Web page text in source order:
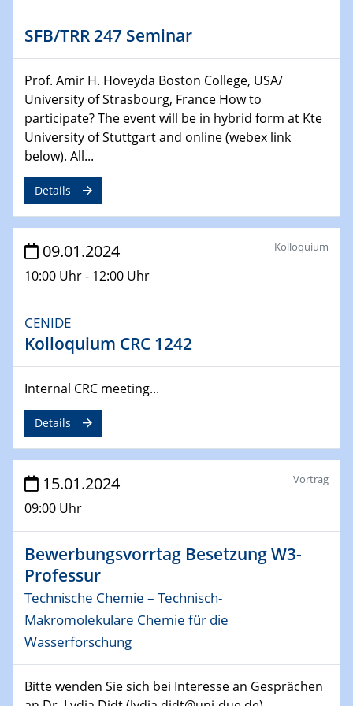
04.02.2024 - 05.02.2024
ZBT Wasserstofftage
Das Technikforum für Wirtschaft und Wissenschaft
07.02.2024
Online-Veranstaltung „Verbundprojekte in
Horizont Europa: Ein Überblick“
13.02.2024
Electrocatalysis as a Major Enabling
Technology for Decarbonization
ZBT
"Lhyfe - Produzent und Lieferant von
grünem und erneuerbarem Wasserstoff.
Praxisfall, Projekt Duisburg
14.02.2024 - 16.02.2024
SFB 247
Jahrestreffen
01.03.2024
Podcast-Workshop
Online-Kick-Off
06.03.2024
07.03.2024
Liquid Organic Hydrogen Carriers (LOHC)
14.03.2024
Microscope Techniques in Materials
Research
From Micro to Nano Analysis
SFB/TRR 247 Seminar
Prof. Amir H. Hoveyda Boston College, USA/
University of Strasbourg, France How to
participate? The event will be in hybrid form at Kte
University of Stuttgart and online (webex link
below). All...
Details
09.01.2024
10:00 Uhr - 12:00 Uhr
Kolloquium
CENIDE
Kolloquium CRC 1242
Internal CRC meeting...
Details
15.01.2024
09:00 Uhr
Vortrag
Bewerbungsvorrtag Besetzung W3-
Professur
Technische Chemie – Technisch-
Makromolekulare Chemie für die
Wasserforschung
Bitte wenden Sie sich bei Interesse an Gesprächen